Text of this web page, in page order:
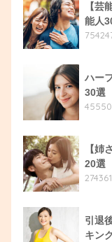
【芸
能人
ハー
30選
【姉
20選
引退
キン